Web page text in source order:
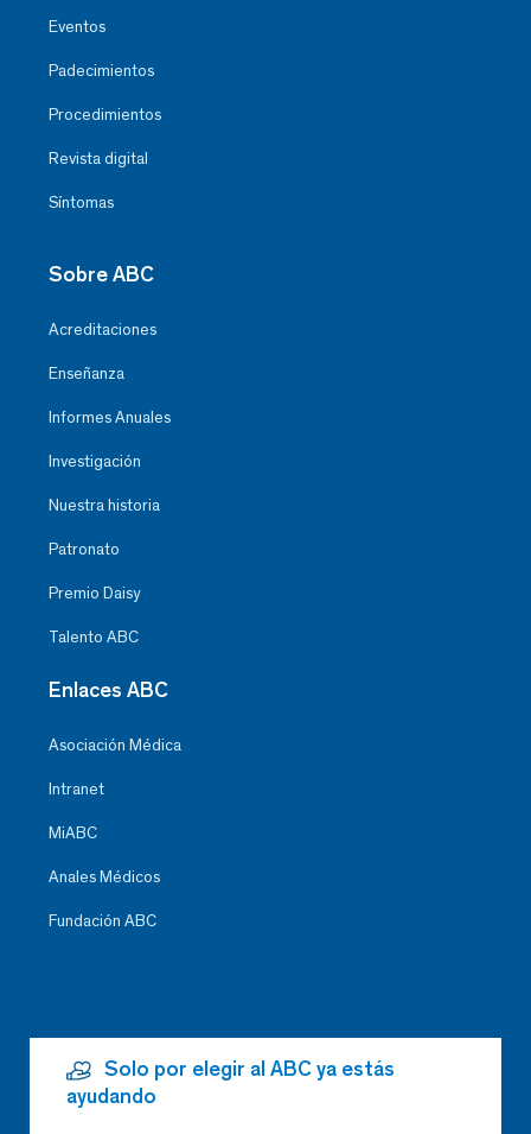
Eventos
Padecimientos
Procedimientos
Revista digital
Síntomas
Sobre ABC
Acreditaciones
Enseñanza
Informes Anuales
Investigación
Nuestra historia
Patronato
Premio Daisy
Talento ABC
Enlaces ABC
Asociación Médica
Intranet
MiABC
Anales Médicos
Fundación ABC
Solo por elegir al ABC ya estás
ayudando